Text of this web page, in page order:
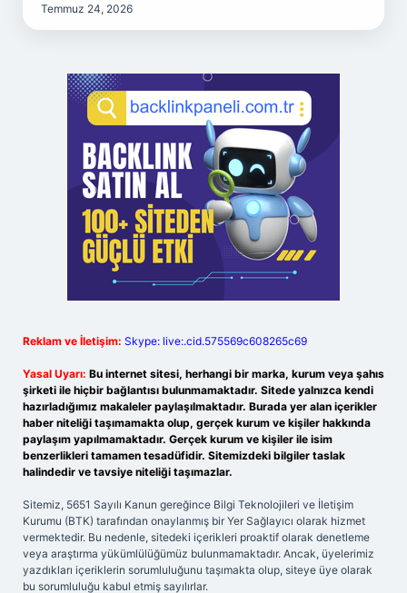
Temmuz 24, 2026
Reklam ve İletişim: Skype: live:.cid.575569c608265c69
Yasal Uyarı: Bu internet sitesi, herhangi bir marka, kurum veya şahıs
şirketi ile hiçbir bağlantısı bulunmamaktadır. Sitede yalnızca kendi
hazırladığımız makaleler paylaşılmaktadır. Burada yer alan içerikler
haber niteliği taşımamakta olup, gerçek kurum ve kişiler hakkında
paylaşım yapılmamaktadır. Gerçek kurum ve kişiler ile isim
benzerlikleri tamamen tesadüfidir. Sitemizdeki bilgiler taslak
halindedir ve tavsiye niteliği taşımazlar.
Sitemiz, 5651 Sayılı Kanun gereğince Bilgi Teknolojileri ve İletişim
Kurumu (BTK) tarafından onaylanmış bir Yer Sağlayıcı olarak hizmet
vermektedir. Bu nedenle, sitedeki içerikleri proaktif olarak denetleme
veya araştırma yükümlülüğümüz bulunmamaktadır. Ancak, üyelerimiz
yazdıkları içeriklerin sorumluluğunu taşımakta olup, siteye üye olarak
bu sorumluluğu kabul etmiş sayılırlar.